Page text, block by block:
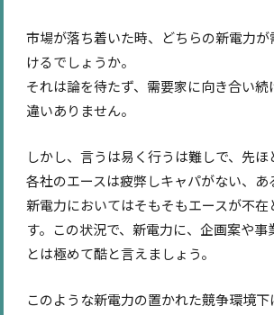
市場が落ち着いた時、どちらの新電力
けるでしょうか。
それは論を待たず、需要家に向き合い
違いありません。
しかし、言うは易く行うは難しで、先
各社のエースは疲弊しキャパがない、あ
新電力においてはそもそもエースが不
す。この状況で、新電力に、企画案や事
とは極めて酷と言えましょう。
このような新電力の置かれた競争環境下